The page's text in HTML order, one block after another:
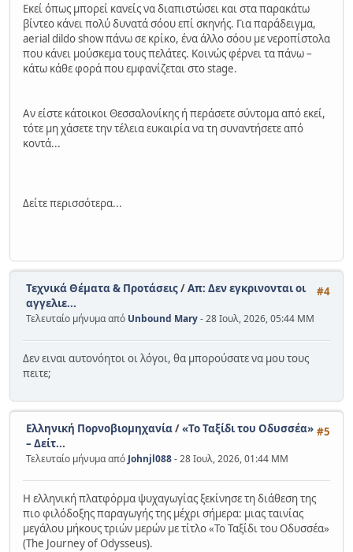
Εκεί όπως μπορεί κανείς να διαπιστώσει και στα παρακάτω
βίντεο κάνει πολύ δυνατά σόου επί σκηνής. Για παράδειγμα,
aerial dildo show πάνω σε κρίκο, ένα άλλο σόου με νεροπίστολα
που κάνει μούσκεμα τους πελάτες. Κοινώς φέρνει τα πάνω –
κάτω κάθε φορά που εμφανίζεται στο stage.
Αν είστε κάτοικοι Θεσσαλονίκης ή περάσετε σύντομα από εκεί,
τότε μη χάσετε την τέλεια ευκαιρία να τη συναντήσετε από
κοντά...
Δείτε περισσότερα...
#4
Τεχνικά Θέματα & Προτάσεις/Απ: Δεν εγκρινονται οι
αγγελιε...
Τελευταίο μήνυμα από Unbound Mary- 28 Ιουλ, 2026, 05:44 ΜΜ
Δεν ειναι αυτονόητοι οι λόγοι, θα μπορούσατε να μου τους
πειτε;
#5
Ελληνική Πορνοβιομηχανία/«Το Ταξίδι του Οδυσσέα»
– Δείτ...
Τελευταίο μήνυμα απόJohnjl088- 28 Ιουλ, 2026, 01:44 ΜΜ
Η ελληνική πλατφόρμα ψυχαγωγίας ξεκίνησε τη διάθεση της
πιο φιλόδοξης παραγωγής της μέχρι σήμερα: μιας ταινίας
μεγάλου μήκους τριών μερών με τίτλο «Το Ταξίδι του Οδυσσέα»
(The Journey of Odysseus).